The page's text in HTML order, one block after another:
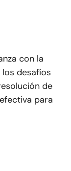
con la
desafíos
de
para